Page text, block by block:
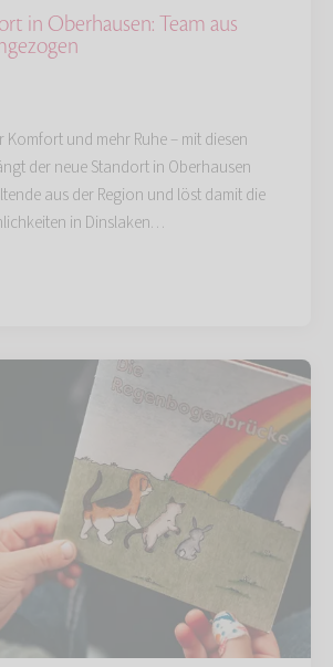
in Oberhausen: Team aus
Komfort und mehr Ruhe – mit diesen
der neue Standort in Oberhausen
aus der Region und löst damit die
in Dinslaken…